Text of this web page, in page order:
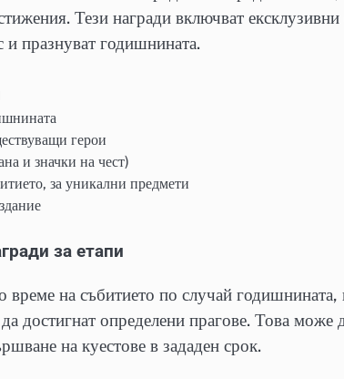
Тези награди включват
и празнуват годишнината.
герои
и значки на чест)
за уникални предмети
за етапи
време на събитието по случай годишнината,
достигнат определени прагове. Това може
на куестове в зададен срок.